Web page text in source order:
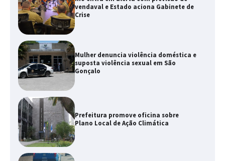
vendaval e Estado aciona Gabinete de
Crise
Mulher denuncia violência doméstica e
suposta violência sexual em São
Gonçalo
Prefeitura promove oficina sobre
Plano Local de Ação Climática